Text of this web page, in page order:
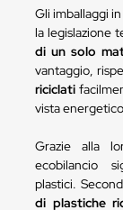
Gli imballaggi
la legislazione
di un solo
vantaggio,
riciclati
vista
Grazie alla
ecobilancio
plastici.
di plastiche